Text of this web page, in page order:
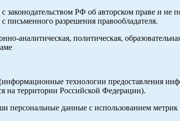
законодательством РФ об авторском праве и
письменного разрешения правообладателя.
политическая,
технологии предоставления
на территории Российской Федерации).
персональные данные с использованием